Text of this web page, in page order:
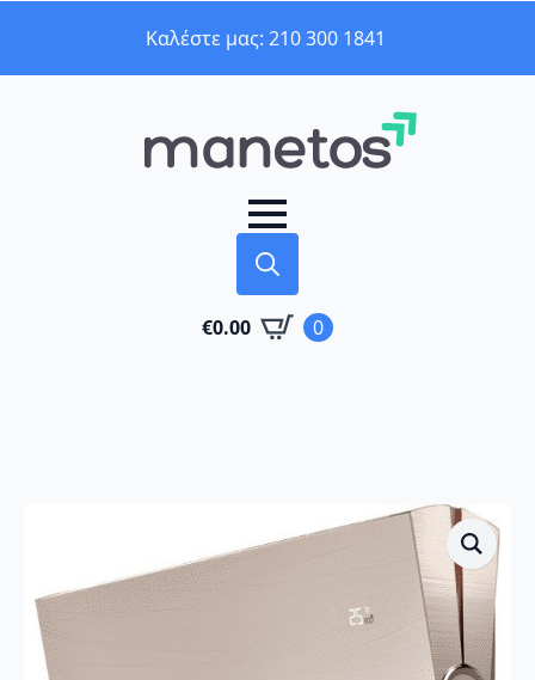
Καλέστε μας: 210 300 1841
for:
€0.00 0